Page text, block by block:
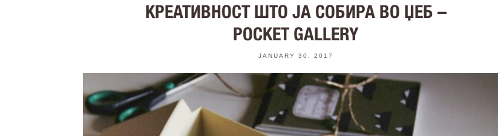
КРЕАТИВНОСТ ШТО ЈА СОБИРА ВО ЏЕБ –
POCKET GALLERY
JANUARY 30, 2017